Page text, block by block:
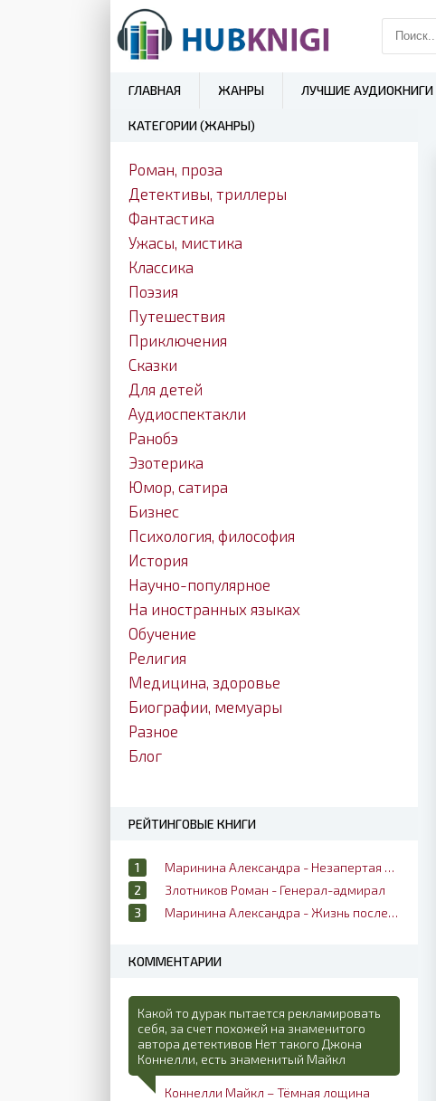
ГЛАВНАЯ ЖАНРЫ ЛУЧШИЕ АУДИОКНИГИ
КАТЕГОРИИ (ЖАНРЫ)
Роман, проза
Детективы, триллеры
Фантастика
Ужасы, мистика
Классика
Поэзия
Путешествия
Приключения
Сказки
Для детей
Аудиоспектакли
Ранобэ
Эзотерика
Юмор, сатира
Бизнес
Психология, философия
История
Научно-популярное
На иностранных языках
Обучение
Религия
Медицина, здоровье
Биографии, мемуары
Разное
Блог
РЕЙТИНГОВЫЕ КНИГИ
Маринина Александра - Незапертая дверь
Злотников Роман - Генерал-адмирал
Маринина Александра - Жизнь после жизни
КОММЕНТАРИИ
Какой то дурак пытается рекламировать
себя, за счет похожей на знаменитого
автора детективов Нет такого Джона
Коннелли, есть знаменитый Майкл
Коннелли Майкл – Тёмная лощина